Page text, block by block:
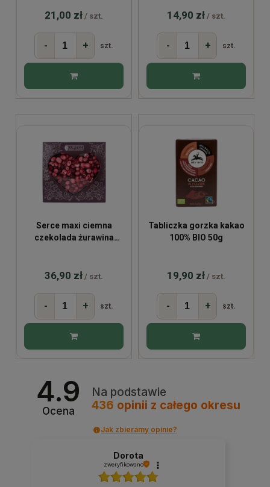
21,00 zł / szt.
- + szt.
14,90 zł / szt.
- + szt.
Serce maxi ciemna
czekolada żurawina
36,90 zł / szt.
- + szt.
Tabliczka gorzka kakao
100% BIO 50g
19,90 zł / szt.
- + szt.
4.9
Ocena
Na podstawie
436 opinii z całego okresu
Jak zbieramy opinie?
Dorota
zweryfikowano